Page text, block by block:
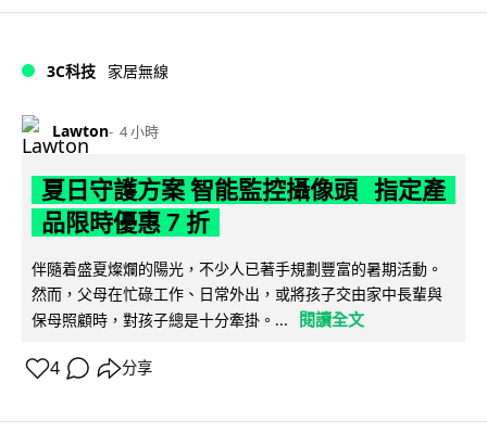
3C科技 家居無線
Lawton 4 小時
夏日守護方案 智能監控攝像頭 指定產
品限時優惠 7 折
伴隨着盛夏燦爛的陽光，不少人已著手規劃豐富的暑期活動。
然而，父母在忙碌工作、日常外出，或將孩子交由家中長輩與
保母照顧時，對孩子總是十分牽掛。...
閱讀全文
4 分享